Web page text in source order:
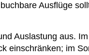
Ausflüge
Auslastung aus.
einschränken; im